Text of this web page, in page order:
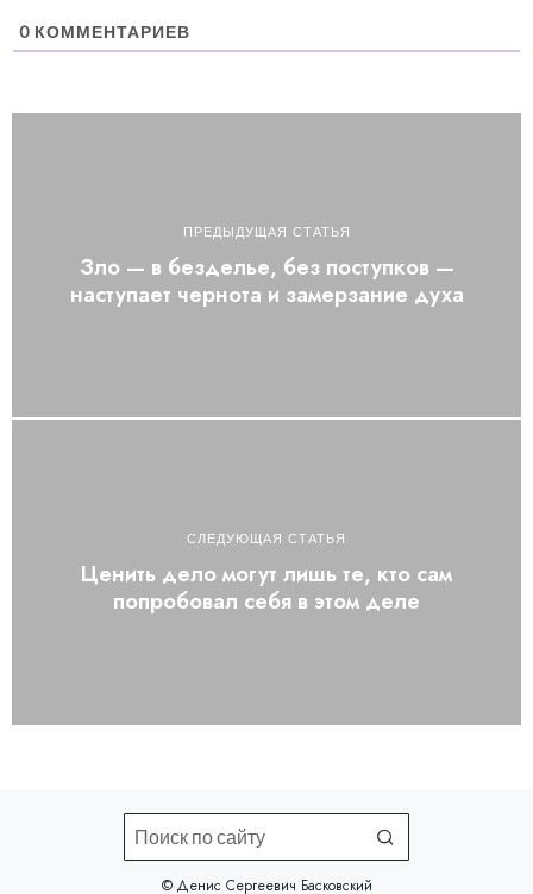
0 КОММЕНТАРИЕВ
ПРЕДЫДУЩАЯ СТАТЬЯ
Зло — в безделье, без поступков —
наступает чернота и замерзание духа
СЛЕДУЮЩАЯ СТАТЬЯ
Ценить дело могут лишь те, кто сам
попробовал себя в этом деле
©️ Денис Сергеевич Басковский